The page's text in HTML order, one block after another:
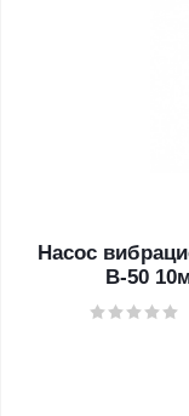
Насос вибрационный